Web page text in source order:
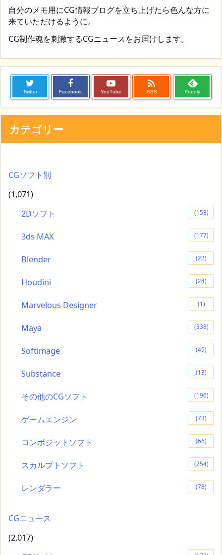
自分のメモ用にCG情報ブログを立ち上げたら色んな方に
来ていただけるように。
CG制作魂を刺激するCGニュースをお届けします。
Twitter Facebook YouTube

RSS Feedly
カテゴリー
CGソフト別
(1,071)
2Dソフト
(153)
3ds MAX (177)
Blender (22)
Houdini (24)
Marvelous Designer (1)
Maya (338)
Softimage (49)
Substance (13)
その他のCGソフト (196)
ゲームエンジン (73)
コンポジットソフト (66)
スカルプトソフト (254)
レンダラー (78)
CGニュース
(2,017)